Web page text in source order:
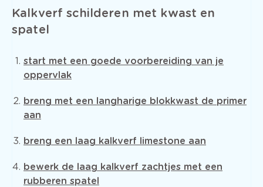
Kalkverf schilderen met kwast en
spatel
start met een goede voorbereiding van je
oppervlak
breng met een langharige blokkwast de primer
aan
breng een laag kalkverf limestone aan
bewerk de laag kalkverf zachtjes met een
rubberen spatel